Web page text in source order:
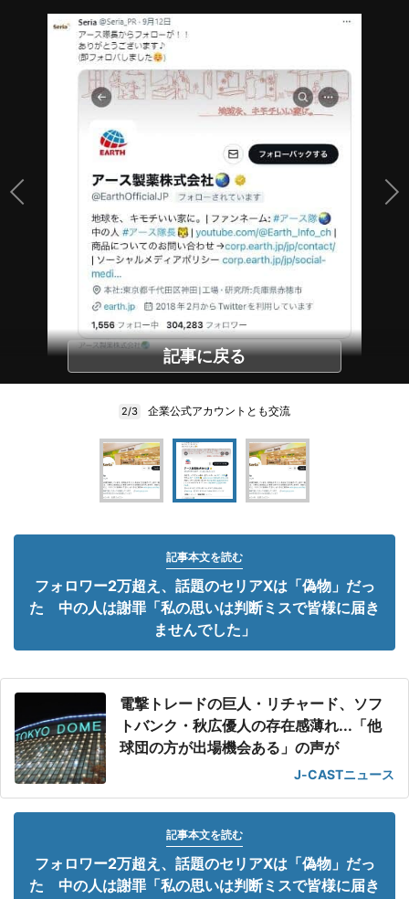
記事に戻る
2/3 企業公式アカウントとも交流
記事本文を読む
フォロワー2万超え、話題のセリアXは「偽物」だっ
た 中の人は謝罪「私の思いは判断ミスで皆様に届き
ませんでした」
電撃トレードの巨人・リチャード、ソフ
トバンク・秋広優人の存在感薄れ...「他
球団の方が出場機会ある」の声が
J-CASTニュース
記事本文を読む
フォロワー2万超え、話題のセリアXは「偽物」だっ
た 中の人は謝罪「私の思いは判断ミスで皆様に届き